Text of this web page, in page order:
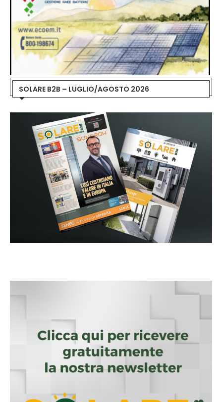
SOLARE B2B – LUGLIO/AGOSTO 2026